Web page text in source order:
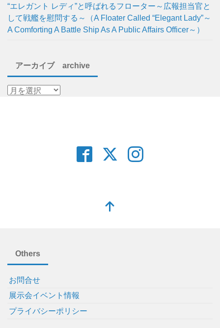
“エレガント レディ”と呼ばれるフローター～広報担当官と
して戦艦を慰問する～（A Floater Called “Elegant Lady”～
A Comforting A Battle Ship As A Public Affairs Officer～）
アーカイブ archive
Others
お問合せ
展示会イベント情報
プライバシーポリシー